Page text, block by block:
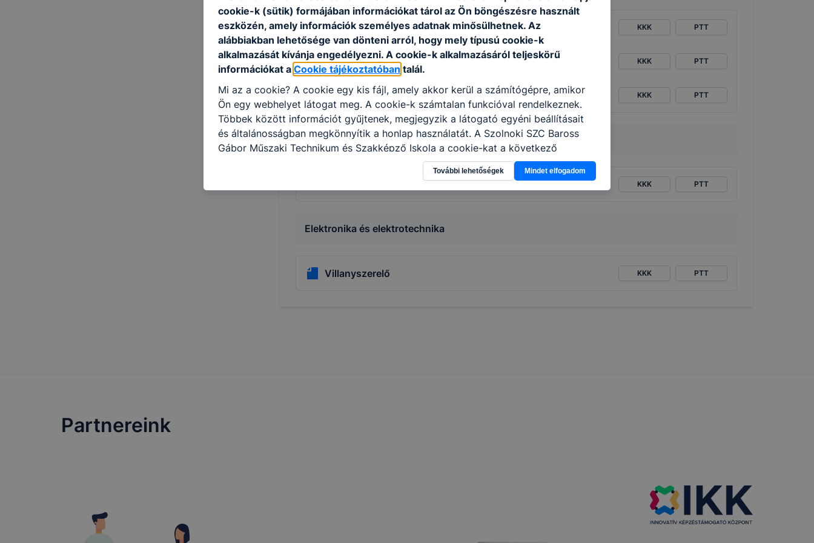
Hegesztő KKK PTT
Légijármű-műszerész technikus KKK PTT
Légijármű-szerelő technikus KKK PTT
Épületgépészet
Központifűtés- és gázhálózatrendszer-szerelő KKK PTT
Elektronika és elektrotechnika
Villanyszerelő KKK PTT
Partnereink
cookie-k (sütik) formájában információkat tárol az Ön böngészésre használt
eszközén, amely információk személyes adatnak minősülhetnek. Az
alábbiakban lehetősége van dönteni arról, hogy mely típusú cookie-k
alkalmazását kívánja engedélyezni. A cookie-k alkalmazásáról teljeskörű
információkat a Cookie tájékoztatóban talál.
Mi az a cookie? A cookie egy kis fájl, amely akkor kerül a számítógépre, amikor
Ön egy webhelyet látogat meg. A cookie-k számtalan funkcióval rendelkeznek.
Többek között információt gyűjtenek, megjegyzik a látogató egyéni beállításait
és általánosságban megkönnyítik a honlap használatát. A Szolnoki SZC Baross
Gábor Műszaki Technikum és Szakképző Iskola a cookie-kat a következő
célokból használja: információ gyűjtése azzal kapcsolatban, hogyan használja Ön
a honlapot -annak felmérésével, hogy a honlap melyik részeit látogatja, vagy
használja leginkább, így megtudhatjuk, hogyan biztosítsunk Önnek még jobb
böngésző engedélyezi a cookie-k beállításának a változtatását. A legtöbb
honlapunk használhatóságának és folyamatainak megkönnyítése vagy lehetővé
További lehetőségek Mindet elfogadom